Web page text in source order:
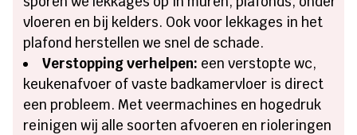
vloeren en bij kelders. Ook voor lekkages in het
plafond herstellen we snel de schade.
Verstopping verhelpen: een verstopte wc,
keukenafvoer of vaste badkamervloer is direct
een probleem. Met veermachines en hogedruk
reinigen wij alle soorten afvoeren en rioleringen